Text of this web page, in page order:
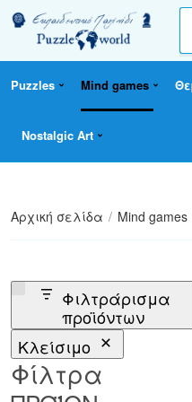
a
t
e
y
m
Puzzles Mind games
Nostalgic Art
Αρχική σελίδα / Mind games
Φιλτράρισμα
προϊόντων
Κλείσιμο
Φίλτρα